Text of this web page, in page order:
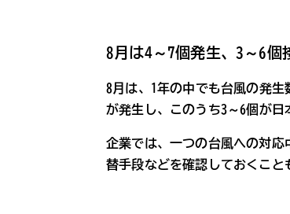
8月は4～7個発生、3～6個
8月は、1年の中でも台風の発
が発生し、このうち3～6個が日
企業では、一つの台風への対
替手段などを確認しておくこと